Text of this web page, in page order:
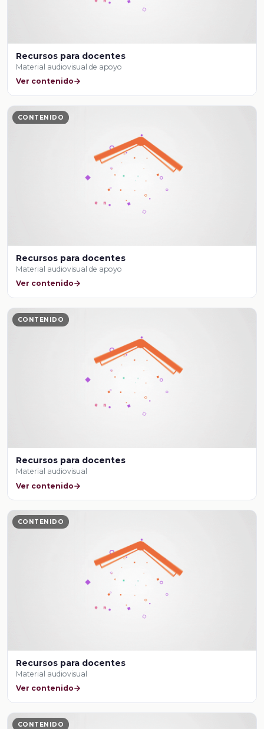
Recursos para docentes
Material audiovisual de apoyo
Ver contenido
CONTENIDO
Recursos para docentes
Material audiovisual de apoyo
Ver contenido
CONTENIDO
Recursos para docentes
Material audiovisual
Ver contenido
CONTENIDO
Recursos para docentes
Material audiovisual
Ver contenido
CONTENIDO